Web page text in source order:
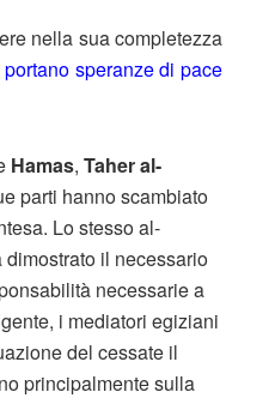
nella sua completezza
speranze di pace
Hamas, Taher al-
parti hanno scambiato
Lo stesso al-
il necessario
necessarie a
i mediatori egiziani
del cessate il
principalmente sulla